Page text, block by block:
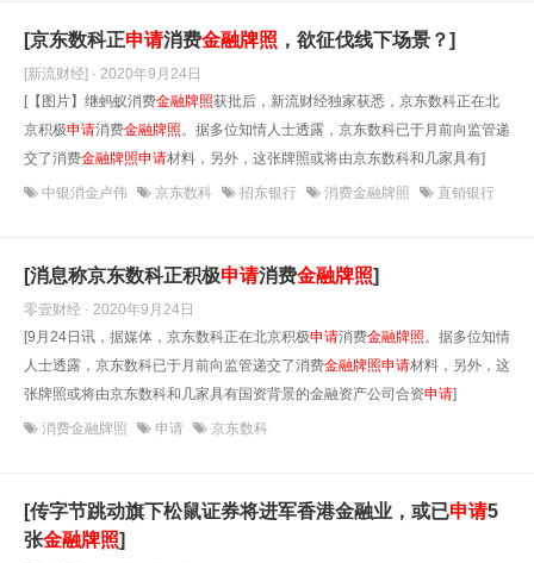
[京东数科正申请消费金融牌照 ，欲征伐线下场景？]
[新流财经] · 2020年9月24日
[【图片】继蚂蚁消费金融牌照获批后，新流财经独家获悉，京东数科正在北
京积极申请消费金融牌照。据多位知情人士透露，京东数科已于月前向监管递
交了消费金融牌照申请材料，另外，这张牌照或将由京东数科和几家具有]
中银消金卢伟 京东数科 招东银行 消费金融牌照 直销银行
[消息称京东数科正积极申请消费金融牌照]
零壹财经 · 2020年9月24日
[9月24日讯，据媒体，京东数科正在北京积极申请消费金融牌照。据多位知情
人士透露，京东数科已于月前向监管递交了消费金融牌照申请材料，另外，这
张牌照或将由京东数科和几家具有国资背景的金融资产公司合资申请]
消费金融牌照 申请 京东数科
[传字节跳动旗下松鼠证券将进军香港金融业，或已申请5
张金融牌照]